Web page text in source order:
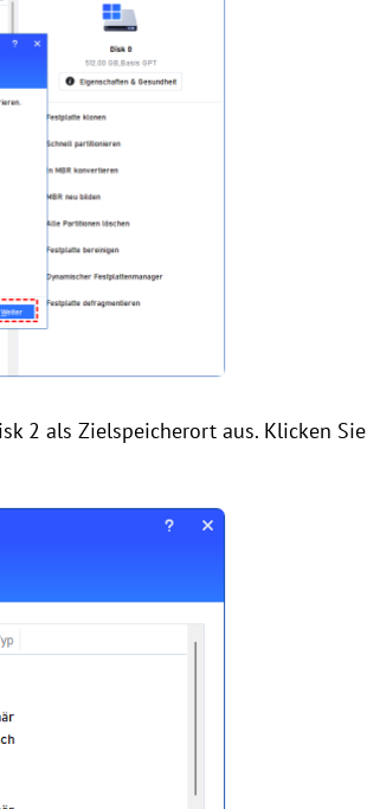
2 als Zielspeicherort aus. Klicken Sie